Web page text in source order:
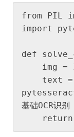
from PIL
import
def
基础OCR识别